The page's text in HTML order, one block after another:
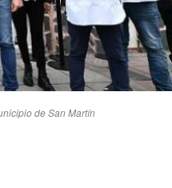
de San Martín